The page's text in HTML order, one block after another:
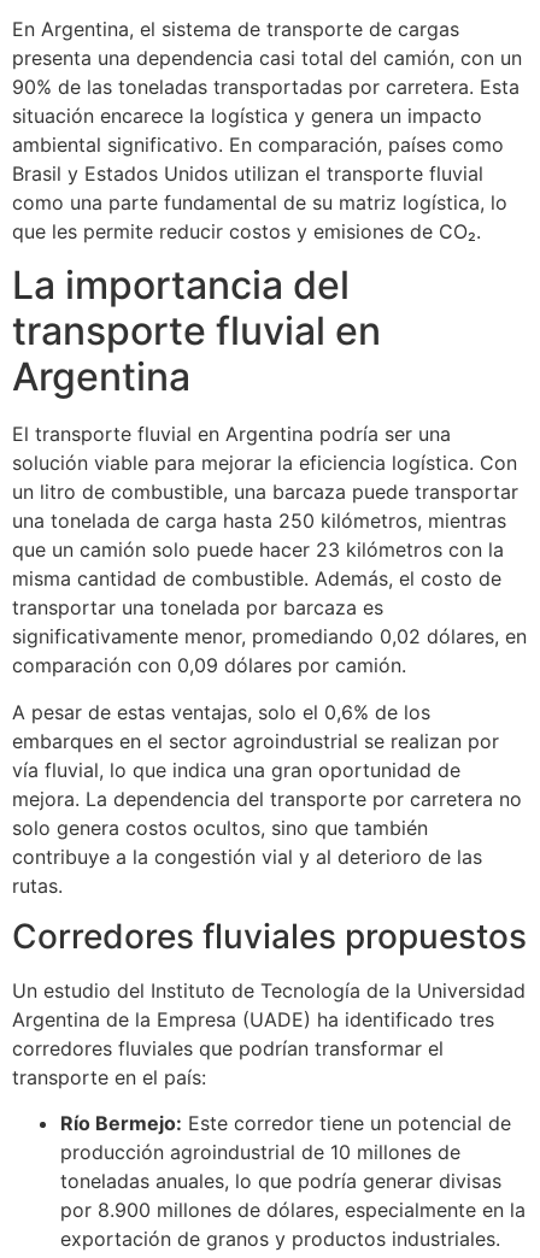
En Argentina, el sistema de transporte de cargas
presenta una dependencia casi total del camión, con un
90% de las toneladas transportadas por carretera. Esta
situación encarece la logística y genera un impacto
ambiental significativo. En comparación, países como
Brasil y Estados Unidos utilizan el transporte fluvial
como una parte fundamental de su matriz logística, lo
que les permite reducir costos y emisiones de CO₂.
La importancia del
transporte fluvial en
Argentina
El transporte fluvial en Argentina podría ser una
solución viable para mejorar la eficiencia logística. Con
un litro de combustible, una barcaza puede transportar
una tonelada de carga hasta 250 kilómetros, mientras
que un camión solo puede hacer 23 kilómetros con la
misma cantidad de combustible. Además, el costo de
transportar una tonelada por barcaza es
significativamente menor, promediando 0,02 dólares, en
comparación con 0,09 dólares por camión.
A pesar de estas ventajas, solo el 0,6% de los
embarques en el sector agroindustrial se realizan por
vía fluvial, lo que indica una gran oportunidad de
mejora. La dependencia del transporte por carretera no
solo genera costos ocultos, sino que también
contribuye a la congestión vial y al deterioro de las
rutas.
Corredores fluviales propuestos
Un estudio del Instituto de Tecnología de la Universidad
Argentina de la Empresa (UADE) ha identificado tres
corredores fluviales que podrían transformar el
transporte en el país:
Río Bermejo: Este corredor tiene un potencial de
producción agroindustrial de 10 millones de
toneladas anuales, lo que podría generar divisas
por 8.900 millones de dólares, especialmente en la
exportación de granos y productos industriales.